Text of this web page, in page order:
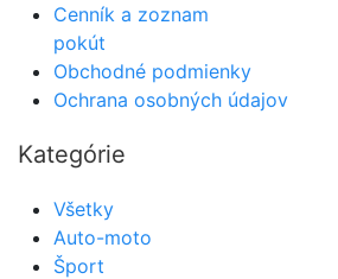
Cenník a zoznam
pokút
Obchodné podmienky
Ochrana osobných údajov
Kategórie
Všetky
Auto-moto
Šport